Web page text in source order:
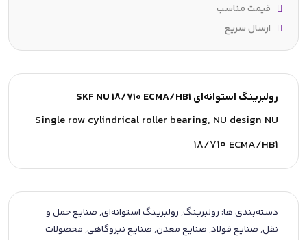
رولبرینگ استوانه‌ای SKF NU 18/710 ECMA/HB1
Single row cylindrical roller bearing, NU design NU
18/710 ECMA/HB1
دسته‌بندی ها: رولبرینگ,رولبرینگ استوانه‌ای,صنایع حمل و
نقل,صنایع فولاد,صنایع معدن,صنایع نیروگاهی,محصولات
قیمت مناسب
ارسال سریع